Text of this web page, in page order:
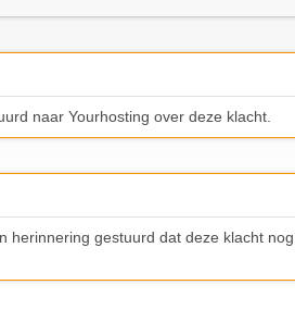
naar Yourhosting over deze klacht.
herinnering gestuurd dat deze klacht